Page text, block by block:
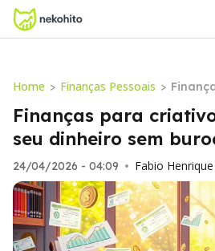
Home > Finanças Pessoais >
nize
cia
Finanças para
seu dinheiro sem
24/04/2026 - 04:09 • Fabio Henrique